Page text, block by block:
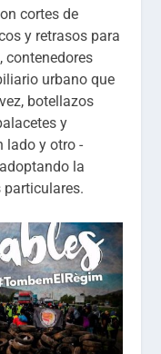
cortes de
y retrasos para
contenedores
urbano que
botellazos
y
lado y otro -
la
particulares.